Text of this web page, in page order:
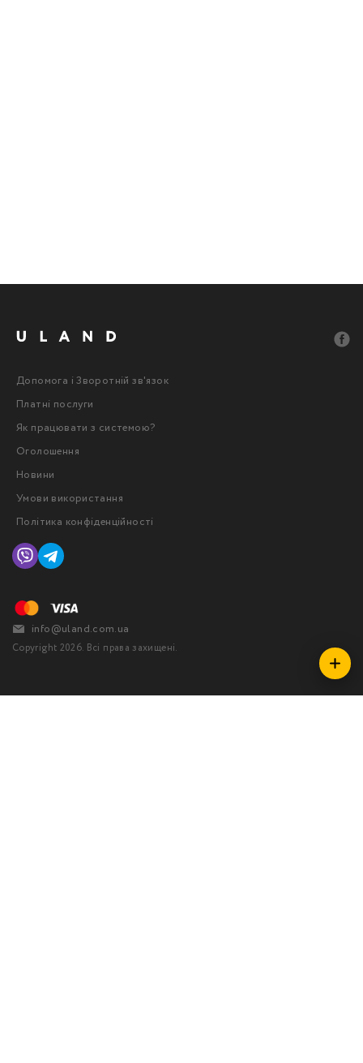
Copyright 2026. Всі права захищені.
Допомога і Зворотній зв'язок
Платні послуги
Як працювати з системою?
Оголошення
Новини
Умови використання
Політика конфіденційності
info@uland.com.ua